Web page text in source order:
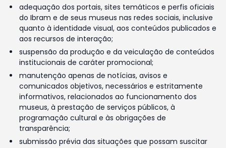
adequação dos portais, sites temáticos e perfis oficiais
do Ibram e de seus museus nas redes sociais, inclusive
quanto à identidade visual, aos conteúdos publicados e
aos recursos de interação;
suspensão da produção e da veiculação de conteúdos
institucionais de caráter promocional;
manutenção apenas de notícias, avisos e
comunicados objetivos, necessários e estritamente
informativos, relacionados ao funcionamento dos
museus, à prestação de serviços públicos, à
programação cultural e às obrigações de
transparência;
submissão prévia das situações que possam suscitar